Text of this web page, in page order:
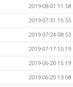
2019-08-01 11:58
2019-07-31 15:55
2019-07-24 08:53
2019-07-17 15:19
2019-06-20 15:19
2019-06-20 13:08